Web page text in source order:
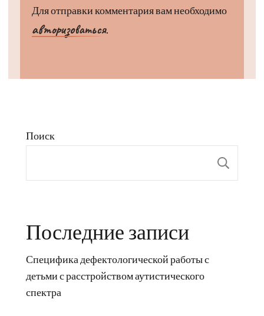
Для отправки комментария вам необходимо
авторизоваться.
Поиск
Последние записи
Специфика дефектологической работы с
детьми с расстройством аутистического
спектра